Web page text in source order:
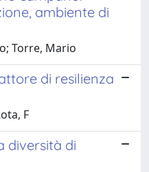
ambiente di
Torre, Mario
di resilienza
F
diversità di